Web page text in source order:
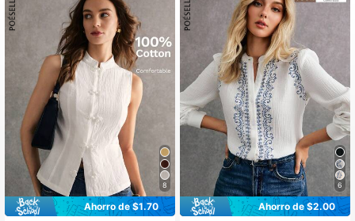
8
Ahorro de $1.70
6
Ahorro de $2.00